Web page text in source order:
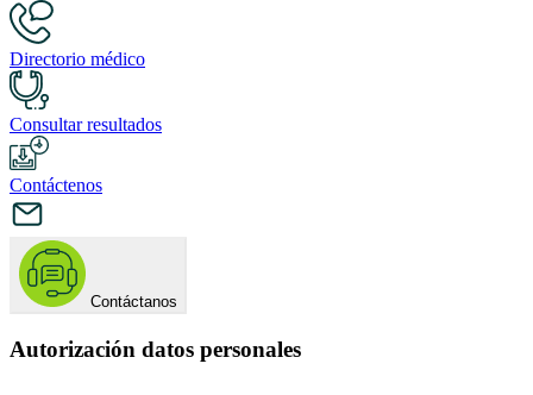
Directorio médico
Consultar resultados
Contáctenos
Contáctanos
Autorización datos personales